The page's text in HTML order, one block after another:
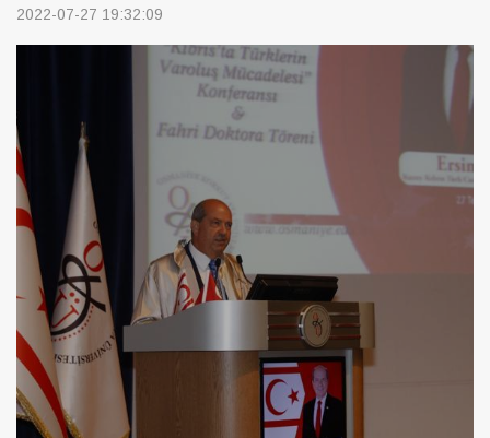
2022-07-27 19:32:09